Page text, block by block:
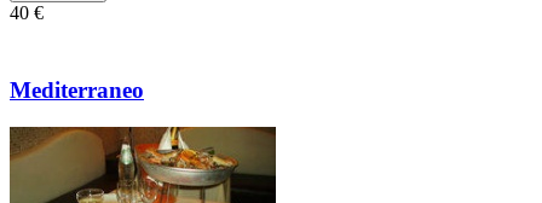
40 €
Mediterraneo